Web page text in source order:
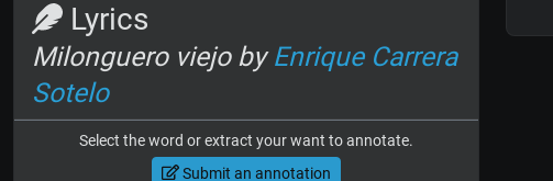
Lyrics
Milonguero viejo byEnrique Carrera
Sotelo
Select the word or extract your want to annotate.
Submit an annotation